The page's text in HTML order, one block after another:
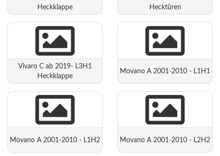
Heckklappe
Hecktüren
Vivaro C ab 2019- L3H1
Heckklappe
Movano A 2001-2010 - L1H1
Movano A 2001-2010 - L1H2 Movano A 2001-2010 - L2H2